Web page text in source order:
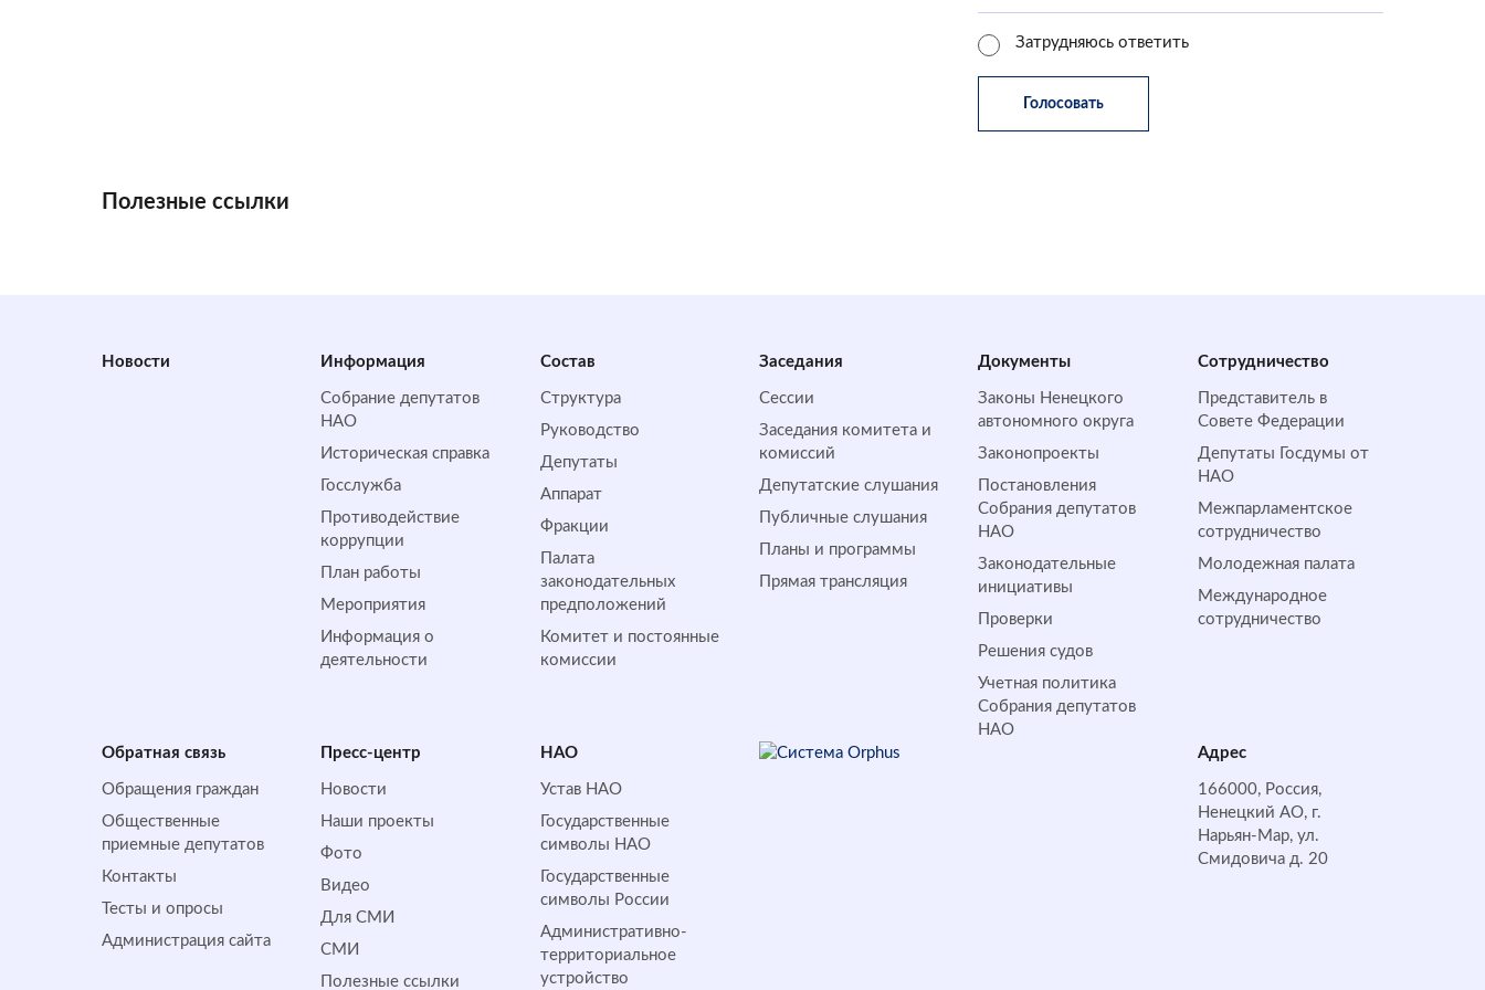
Затрудняюсь ответить
Полезные ссылки
Новости Информация
Собрание депутатов
НАО
Историческая справка
Госслужба
Противодействие
коррупции
План работы
Мероприятия
Информация о
деятельности
Состав
Структура
Руководство
Депутаты
Аппарат
Фракции
Палата
законодательных
предположений
Комитет и постоянные
комиссии
Заседания
Сессии
Заседания комитета и
комиссий
Депутатские слушания
Публичные слушания
Планы и программы
Прямая трансляция
Документы
Законы Ненецкого
автономного округа
Законопроекты
Постановления
Собрания депутатов
НАО
Законодательные
инициативы
Проверки
Решения судов
Учетная политика
Собрания депутатов
НАО
Сотрудничество
Представитель в
Совете Федерации
Депутаты Госдумы от
НАО
Межпарламентское
сотрудничество
Молодежная палата
Международное
сотрудничество
Обратная cвязь
Обращения граждан
Общественные
приемные депутатов
Контакты
Тесты и опросы
Администрация сайта
Пресс-центр
Новости
Наши проекты
Фото
Видео
Для СМИ
СМИ
Полезные ссылки
НАО
Устав НАО
Государственные
символы НАО
Государственные
символы России
Административно-
территориальное
устройство
Адрес
166000, Россия,
Ненецкий АО, г.
Нарьян-Мар, ул.
Смидовича д. 20